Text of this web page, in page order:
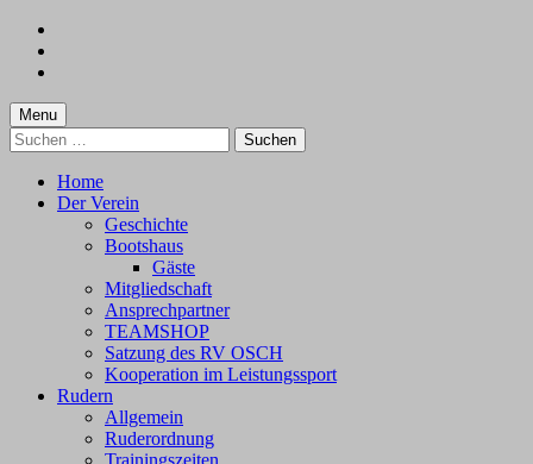
content
footer
Menu
Suchen
nach:
Home
Der Verein
Geschichte
Bootshaus
Gäste
Mitgliedschaft
Ansprechpartner
TEAMSHOP
Satzung des RV OSCH
Kooperation im Leistungssport
Rudern
Allgemein
Ruderordnung
Trainingszeiten